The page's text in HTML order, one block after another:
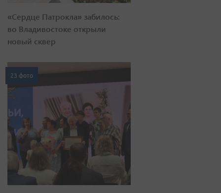
«Сердце Патрокла» забилось:
во Владивостоке открыли
новый сквер
23 фото